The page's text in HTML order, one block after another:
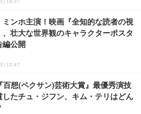
ミンホ主演！映画『全知的な読者の視
、壮大な世界観のキャラクターポスタ
編公開
) 13:47
百想(ペクサン)芸術大賞』最優秀演技
したチュ・ジフン、キム・テリはどん